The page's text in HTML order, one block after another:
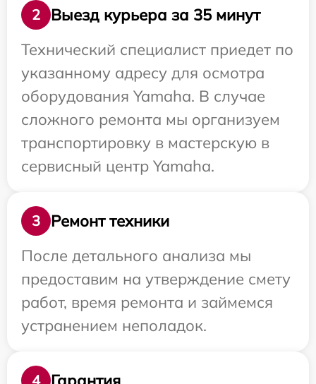
2
Выезд курьера за 35 минут
Технический специалист приедет по
указанному адресу для осмотра
оборудования Yamaha. В случае
сложного ремонта мы организуем
транспортировку в мастерскую в
сервисный центр Yamaha.
3
Ремонт техники
После детального анализа мы
предоставим на утверждение смету
работ, время ремонта и займемся
устранением неполадок.
4